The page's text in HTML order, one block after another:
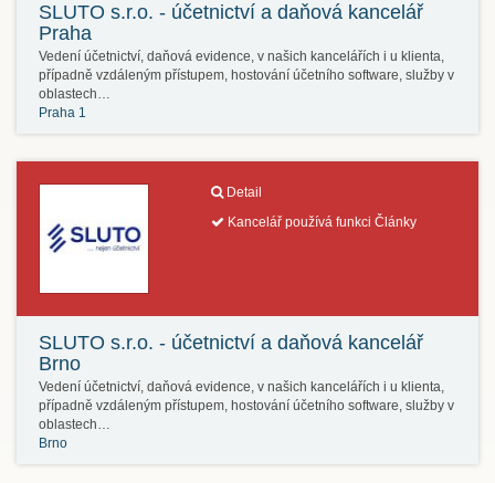
SLUTO s.r.o. - účetnictví a daňová kancelář
Praha
Vedení účetnictví, daňová evidence, v našich kancelářích i u klienta,
případně vzdáleným přístupem, hostování účetního software, služby v
oblastech…
Praha 1
Detail
Kancelář používá funkci Články
SLUTO s.r.o. - účetnictví a daňová kancelář
Brno
Vedení účetnictví, daňová evidence, v našich kancelářích i u klienta,
případně vzdáleným přístupem, hostování účetního software, služby v
oblastech…
Brno